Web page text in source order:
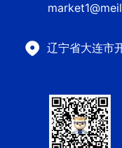
辽宁省大连市